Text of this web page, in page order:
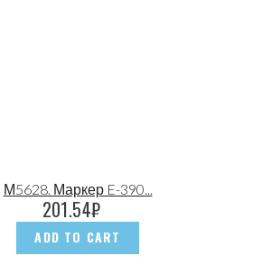
М5628. Маркер E-390...
201.54₽
ADD TO CART